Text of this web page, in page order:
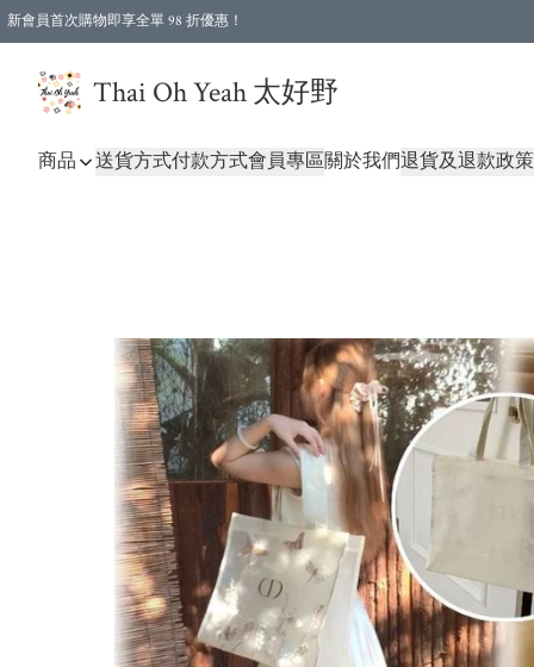
新會員首次購物即享全單 98 折優惠！
Thai Oh Yeah 太好野
商品 送貨方式付款方式會員專區關於我們退貨及退款政策